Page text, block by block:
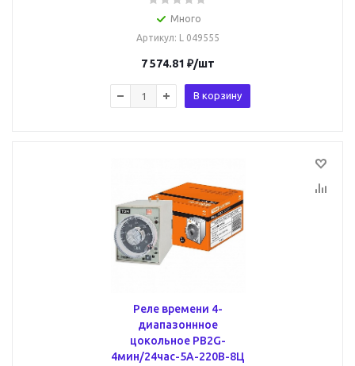
Много
Артикул: L 049555
7 574.81 ₽/шт
В корзину
Реле времени 4-
диапазоннное
цокольное РВ2G-
4мин/24час-5A-220В-8Ц